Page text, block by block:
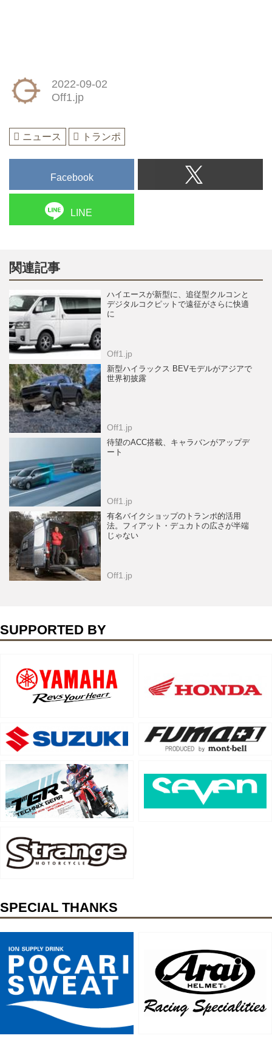
2022-09-02
Off1.jp
ニュース トランポ
Facebook
LINE
関連記事
ハイエースが新型に、追従型クルコンと
デジタルコクピットで遠征がさらに快適
に
Off1.jp
新型ハイラックス BEVモデルがアジアで
世界初披露
Off1.jp
待望のACC搭載、キャラバンがアップデ
ート
Off1.jp
有名バイクショップのトランポ的活用
法。フィアット・デュカトの広さが半端
じゃない
Off1.jp
SUPPORTED BY
SPECIAL THANKS